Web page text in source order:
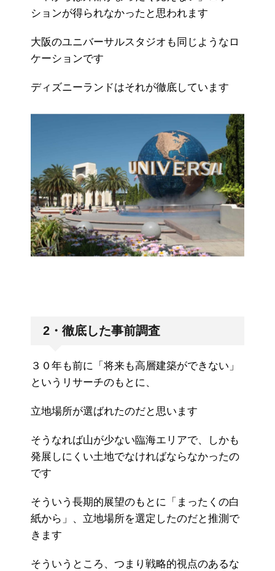
ションが得られなかったと思われます
大阪のユニバーサルスタジオも同じようなロ
ケーションです
ディズニーランドはそれが徹底しています
2・徹底した事前調査
３０年も前に「将来も高層建築ができない」
というリサーチのもとに、
立地場所が選ばれたのだと思います
そうなれば山が少ない臨海エリアで、しかも
発展しにくい土地でなければならなかったの
です
そういう長期的展望のもとに「まったくの白
紙から」、立地場所を選定したのだと推測で
きます
そういうところ、つまり戦略的視点のあるな